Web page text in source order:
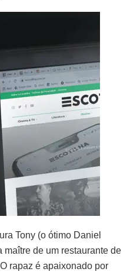
Tony (o ótimo Daniel
maître de um restaurante de
rapaz é apaixonado por